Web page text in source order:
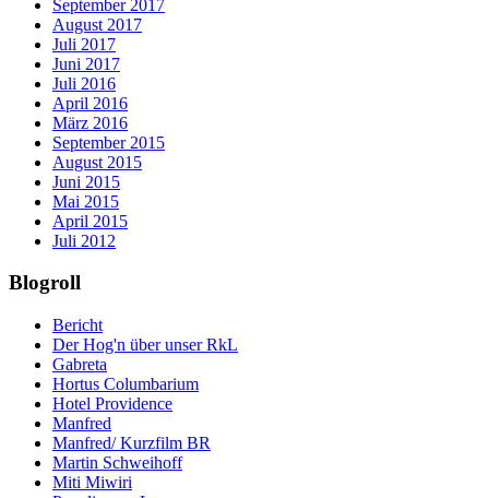
September 2017
August 2017
Juli 2017
Juni 2017
Juli 2016
April 2016
März 2016
September 2015
August 2015
Juni 2015
Mai 2015
April 2015
Juli 2012
Blogroll
Bericht
Der Hog'n über unser RkL
Gabreta
Hortus Columbarium
Hotel Providence
Manfred
Manfred/ Kurzfilm BR
Martin Schweihoff
Miti Miwiri